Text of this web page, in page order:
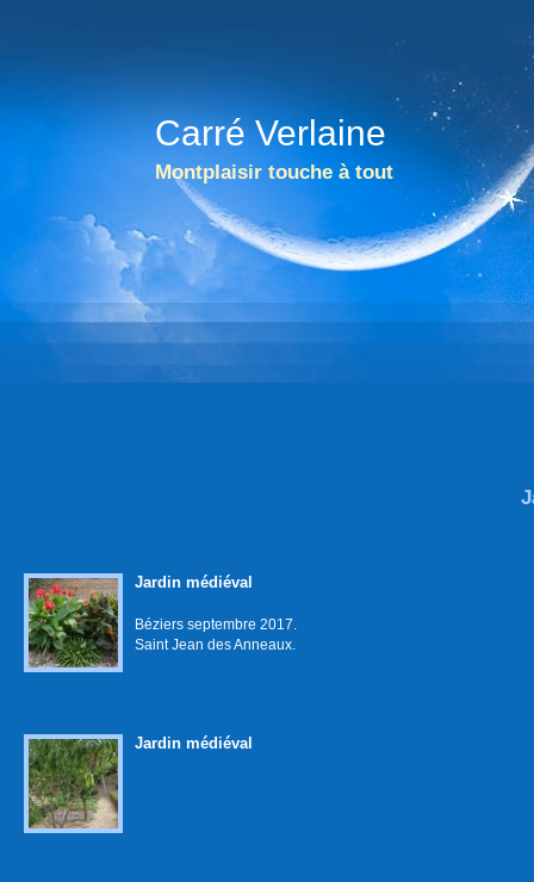
Carré Verlaine
Montplaisir touche à tout
Jardin médiéval
Béziers septembre 2017.
Saint Jean des Anneaux.
Jardin médiéval